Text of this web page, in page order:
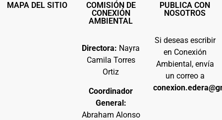
MAPA DEL SITIO
COMISIÓN DE
CONEXIÓN
AMBIENTAL
Directora: Nayra
Camila Torres
Ortiz
Coordinador
General:
Abraham Alonso
PUBLICA CON
NOSOTROS
Si deseas escribir
en Conexión
Ambiental, envía
un correo a